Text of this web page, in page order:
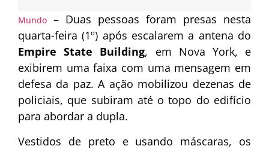
Mundo – Duas pessoas foram presas nesta
quarta-feira (1º) após escalarem a antena do
Empire State Building, em Nova York, e
exibirem uma faixa com uma mensagem em
defesa da paz. A ação mobilizou dezenas de
policiais, que subiram até o topo do edifício
para abordar a dupla.
Vestidos de preto e usando máscaras, os